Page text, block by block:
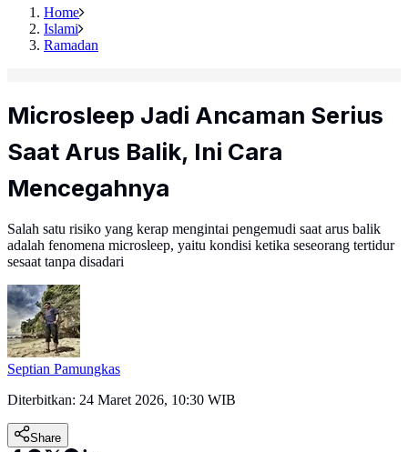
Home
Islami
Ramadan
Microsleep Jadi Ancaman Serius
Saat Arus Balik, Ini Cara
Mencegahnya
Salah satu risiko yang kerap mengintai pengemudi saat arus balik
adalah fenomena microsleep, yaitu kondisi ketika seseorang tertidur
sesaat tanpa disadari
Septian Pamungkas
Diterbitkan: 24 Maret 2026, 10:30 WIB
Share